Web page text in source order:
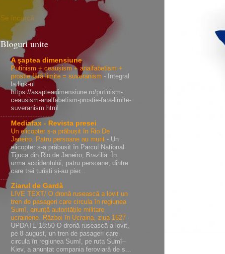
Se încarcă...
Bloguri unite
A şaptea dimensiune
Putinism + ceaușism + analfabetism +
prostie fără limite = suveranism - Integral
la link-ul
https://asapteadimensiune.ro/putinism-
ceausism-analfabetism-prostie-fara-limite-
suveranism.html
Mediafax - Revista presei
Un elicopter s-a prăbușit în Rio De
Janeiro. Patru persoane au murit - Un
elicopter s-a prăbușit în Parcul Național
Tijuca din Rio de Janeiro, Brazilia. În
urma accidentului, patru persoane, dintre
care trei turiști și-au pier...
Ziarul de Gardă
LIVE TEXT/ O dronă rusească a lovit un
tren de pasageri care circula în regiunea
Sumî, anunță autoritățile militare
ucrainene. Război în Ucraina, ziua 1627 -
UPDATE 18:50 O dronă rusească a lovit,
pe 8 august, un tren de pasageri care
circula în regiunea Sumî, pe ruta Sumî–
Kiev, a anunțat compania feroviară de s...